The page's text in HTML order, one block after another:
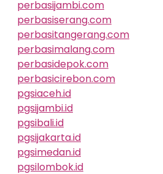
perbasijambi.com
perbasiserang.com
perbasitangerang.com
perbasimalang.com
perbasidepok.com
perbasicirebon.com
pgsiaceh.id
pgsijambi.id
pgsibali.id
pgsijakarta.id
pgsimedan.id
pgsilombok.id